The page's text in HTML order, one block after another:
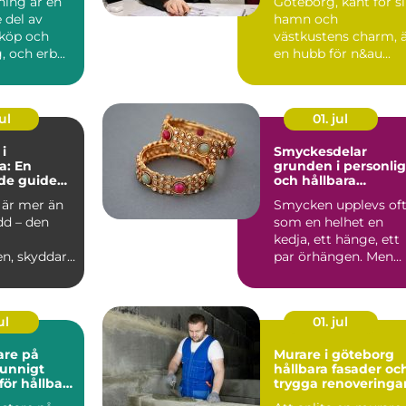
del av
och
och erb...
hamn och
västkustens charm,
en hubb för n&au...
i
En
guide
mer än
– den
skyddar
01. jul
Smyckesdelar
grunden i
och hållbara
Smycken upplevs
som en helhet en
kedja, ett hänge, ett
par örhängen. Men
...
på
hållbara
01. jul
Murare i göteborg
hållbara fasader
trygga